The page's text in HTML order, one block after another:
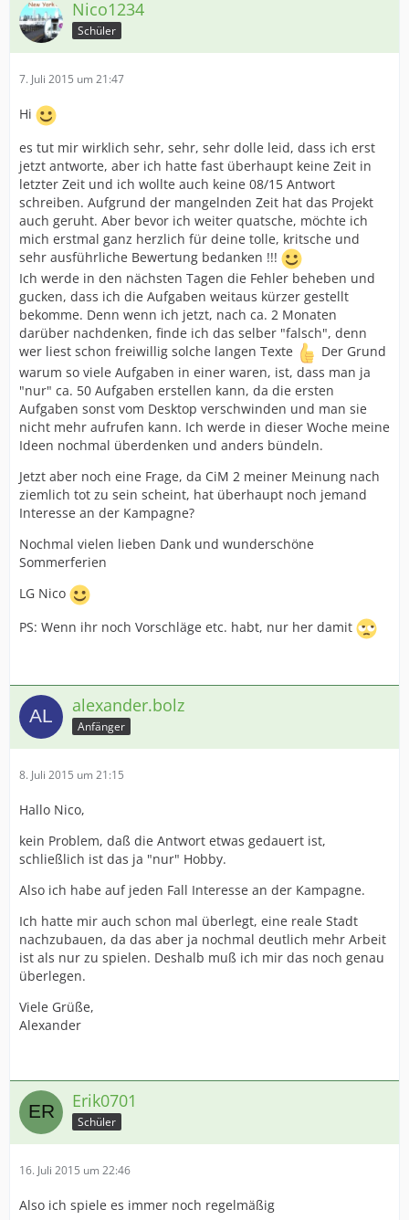
Nico1234
Schüler
7. Juli 2015 um 21:47
Hi
es tut mir wirklich sehr, sehr, sehr dolle leid, dass ich erst
jetzt antworte, aber ich hatte fast überhaupt keine Zeit in
letzter Zeit und ich wollte auch keine 08/15 Antwort
schreiben. Aufgrund der mangelnden Zeit hat das Projekt
auch geruht. Aber bevor ich weiter quatsche, möchte ich
mich erstmal ganz herzlich für deine tolle, kritsche und
sehr ausführliche Bewertung bedanken !!!
Ich werde in den nächsten Tagen die Fehler beheben und
gucken, dass ich die Aufgaben weitaus kürzer gestellt
bekomme. Denn wenn ich jetzt, nach ca. 2 Monaten
darüber nachdenken, finde ich das selber "falsch", denn
wer liest schon freiwillig solche langen Texte
Der Grund
warum so viele Aufgaben in einer waren, ist, dass man ja
"nur" ca. 50 Aufgaben erstellen kann, da die ersten
Aufgaben sonst vom Desktop verschwinden und man sie
nicht mehr aufrufen kann. Ich werde in dieser Woche meine
Ideen nochmal überdenken und anders bündeln.
Jetzt aber noch eine Frage, da CiM 2 meiner Meinung nach
ziemlich tot zu sein scheint, hat überhaupt noch jemand
Interesse an der Kampagne?
Nochmal vielen lieben Dank und wunderschöne
Sommerferien
LG Nico
PS: Wenn ihr noch Vorschläge etc. habt, nur her damit
alexander.bolz
Anfänger
8. Juli 2015 um 21:15
Hallo Nico,
kein Problem, daß die Antwort etwas gedauert ist,
schließlich ist das ja "nur" Hobby.
Also ich habe auf jeden Fall Interesse an der Kampagne.
Ich hatte mir auch schon mal überlegt, eine reale Stadt
nachzubauen, da das aber ja nochmal deutlich mehr Arbeit
ist als nur zu spielen. Deshalb muß ich mir das noch genau
überlegen.
Viele Grüße,
Alexander
Erik0701
Schüler
16. Juli 2015 um 22:46
Also ich spiele es immer noch regelmäßig